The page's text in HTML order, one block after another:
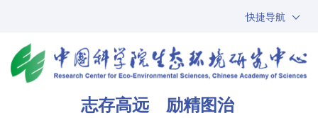
快捷导航
ARP
邮箱
志存高远 励精图治